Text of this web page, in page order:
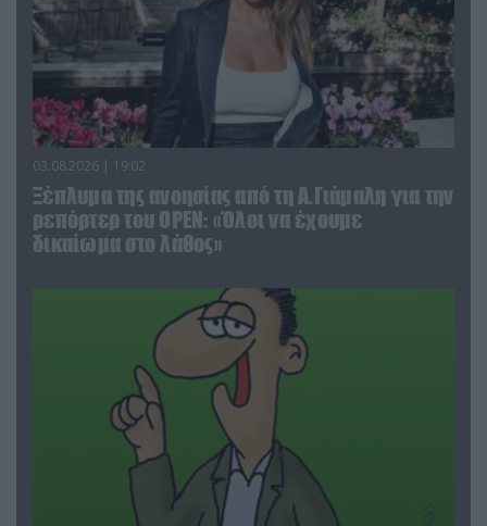
03.08.2026 | 19:02
Ξέπλυμα της ανοησίας από τη Α.Γιάμαλη για την
ρεπόρτερ του ΟΡΕΝ: «Όλοι να έχουμε
δικαίωμα στο λάθος»